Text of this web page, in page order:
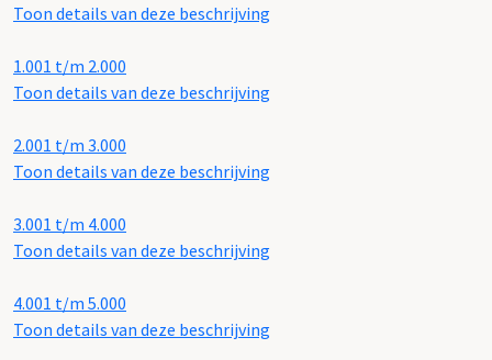
Toon details van deze beschrijving
1.001 t/m 2.000
Toon details van deze beschrijving
2.001 t/m 3.000
Toon details van deze beschrijving
3.001 t/m 4.000
Toon details van deze beschrijving
4.001 t/m 5.000
Toon details van deze beschrijving